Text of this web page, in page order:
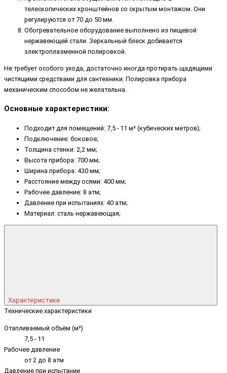
телескопических кронштейнов со скрытым монтажом. Они
регулируются от 70 до 50 мм.
Обогревательное оборудование выполнено из пищевой
нержавеющей стали. Зеркальный блеск добивается
электроплазменной полировкой.
Не требует особого ухода, достаточно иногда протирать щадящими
чистящими средствами для сантехники. Полировка прибора
механическим способом не желательна.
Основные характеристики:
Подходит для помещений: 7,5 - 11 м³ (кубических метров);
Подключение: боковое;
Толщина стенки: 2,2 мм;
Высота прибора: 700 мм;
Ширина прибора: 430 мм;
Расстояние между осями: 400 мм;
Рабочее давление: 8 атм;
Давление при испытаниях: 40 атм;
Материал: сталь нержавеющая;
Характеристики
Технические характеристики
Отапливаемый объём (м³)
7,5 - 11
Рабочее давление
от 2 до 8 атм
Давление при испытании